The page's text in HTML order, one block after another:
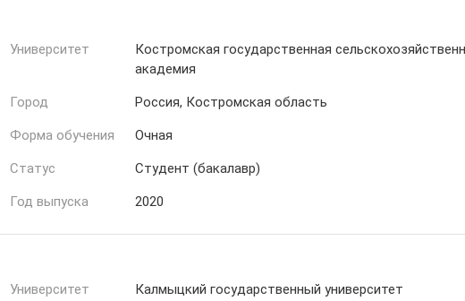
Университет
Костромская государственная
академия
Город Россия, Костромская область
Форма обучения Очная
Статус Студент (бакалавр)
Год выпуска 2020
Университет Калмыцкий государственный университет